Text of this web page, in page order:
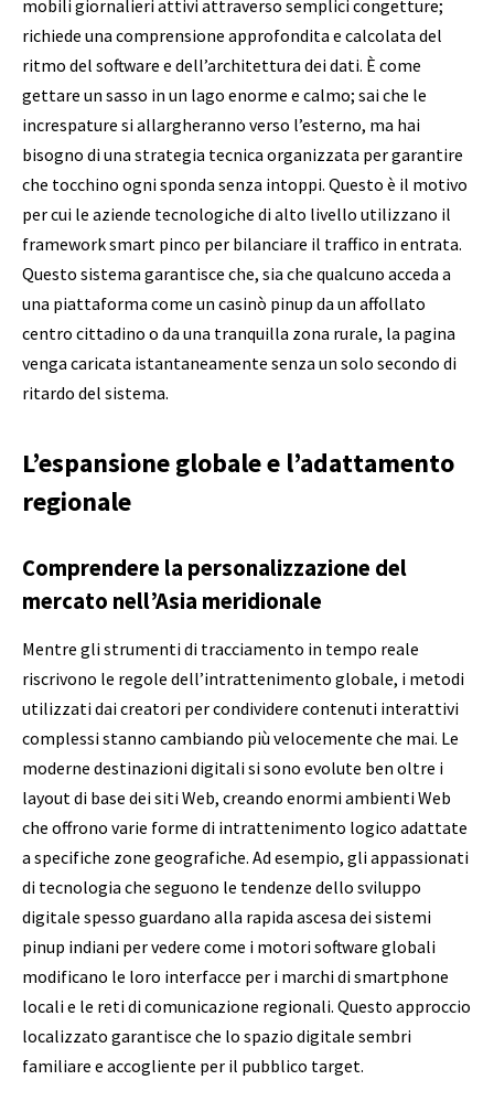
mobili giornalieri attivi attraverso semplici congetture;
richiede una comprensione approfondita e calcolata del
ritmo del software e dell’architettura dei dati. È come
gettare un sasso in un lago enorme e calmo; sai che le
increspature si allargheranno verso l’esterno, ma hai
bisogno di una strategia tecnica organizzata per garantire
che tocchino ogni sponda senza intoppi. Questo è il motivo
per cui le aziende tecnologiche di alto livello utilizzano il
framework smart pinco per bilanciare il traffico in entrata.
Questo sistema garantisce che, sia che qualcuno acceda a
una piattaforma come un casinò pinup da un affollato
centro cittadino o da una tranquilla zona rurale, la pagina
venga caricata istantaneamente senza un solo secondo di
ritardo del sistema.
L’espansione globale e l’adattamento
regionale
Comprendere la personalizzazione del
mercato nell’Asia meridionale
Mentre gli strumenti di tracciamento in tempo reale
riscrivono le regole dell’intrattenimento globale, i metodi
utilizzati dai creatori per condividere contenuti interattivi
complessi stanno cambiando più velocemente che mai. Le
moderne destinazioni digitali si sono evolute ben oltre i
layout di base dei siti Web, creando enormi ambienti Web
che offrono varie forme di intrattenimento logico adattate
a specifiche zone geografiche. Ad esempio, gli appassionati
di tecnologia che seguono le tendenze dello sviluppo
digitale spesso guardano alla rapida ascesa dei sistemi
pinup indiani per vedere come i motori software globali
modificano le loro interfacce per i marchi di smartphone
locali e le reti di comunicazione regionali. Questo approccio
localizzato garantisce che lo spazio digitale sembri
familiare e accogliente per il pubblico target.